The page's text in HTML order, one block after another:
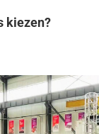
kiezen?